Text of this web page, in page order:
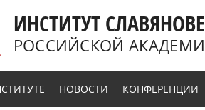
ИНСТИТУТ
РОССИЙСКОЙ
НОВОСТИ КОНФЕРЕНЦИИ